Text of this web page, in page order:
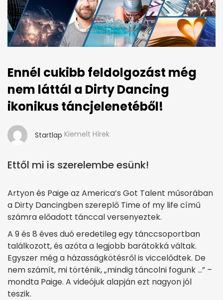
Ennél cukibb feldolgozást még
nem láttál a Dirty Dancing
ikonikus táncjelenetéből!
Startlap Kiemelt Hírek
Ettől mi is szerelembe esünk!
Artyon és Paige az America’s Got Talent műsorában
a Dirty Dancingben szereplő Time of my life című
számra előadott tánccal versenyeztek.
A 9 és 8 éves duó eredetileg egy tánccsoportban
találkozott, és azóta a legjobb barátokká váltak.
Egyszer még a házasságkötésről is viccelődtek. De
nem számít, mi történik, „mindig táncolni fogunk …” –
mondta Paige. A videójuk alapján ezt nagyon jól
teszik.